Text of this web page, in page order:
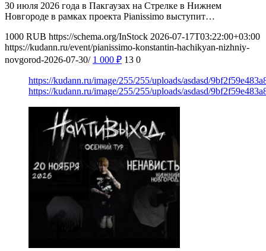
30 июля 2026 года в Пакгаузах на Стрелке в Нижнем
Новгороде в рамках проекта Pianissimo выступит…
1000 RUB https://schema.org/InStock 2026-07-17T03:22:00+03:00
https://kudann.ru/event/pianissimo-konstantin-hachikyan-nizhniy-
novgorod-2026-07-30/ 1 000 ₽ 13 0
https://kudann.ru/image/255/255/uploads/asdasd/
https://kudann.ru/image/255/255/uploads/asdasd/